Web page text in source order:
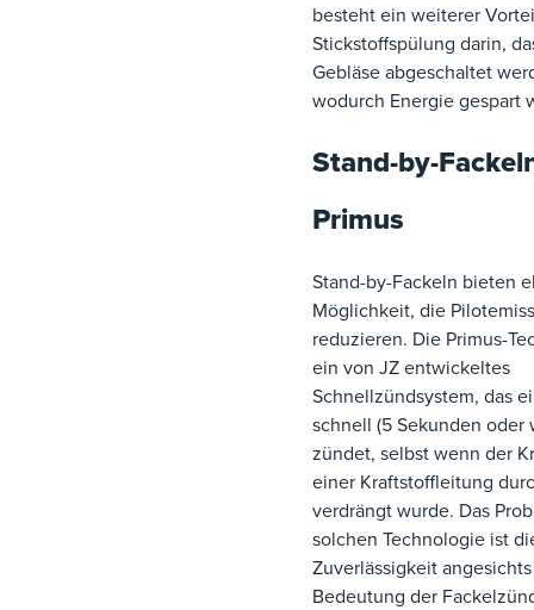
besteht ein weiterer
Stickstoffspülung darin,
Gebläse abgeschaltet
wodurch Energie gespart
Stand-by-
Primus
Stand-by-Fackeln bieten
Möglichkeit, die
reduzieren. Die Primus-
ein von JZ entwickeltes
Schnellzündsystem, das
schnell (5 Sekunden oder
zündet, selbst wenn der
einer Kraftstoffleitung
verdrängt wurde. Das
solchen Technologie ist
Zuverlässigkeit
Bedeutung der